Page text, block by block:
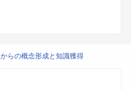
らの概念形成と知識獲得